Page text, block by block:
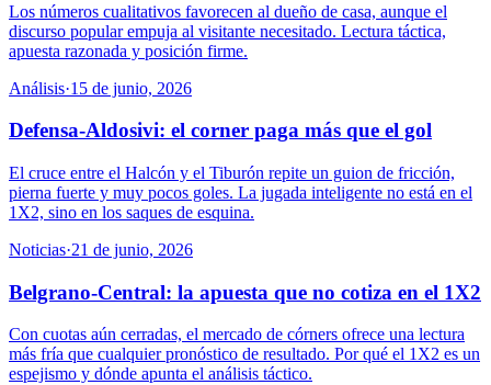
Los números cualitativos favorecen al dueño de casa, aunque el
discurso popular empuja al visitante necesitado. Lectura táctica,
apuesta razonada y posición firme.
Análisis·15 de junio, 2026
Defensa-Aldosivi: el corner paga más que el gol
El cruce entre el Halcón y el Tiburón repite un guion de fricción,
pierna fuerte y muy pocos goles. La jugada inteligente no está en el
1X2, sino en los saques de esquina.
Noticias·21 de junio, 2026
Belgrano-Central: la apuesta que no cotiza en el 1X2
Con cuotas aún cerradas, el mercado de córners ofrece una lectura
más fría que cualquier pronóstico de resultado. Por qué el 1X2 es un
espejismo y dónde apunta el análisis táctico.